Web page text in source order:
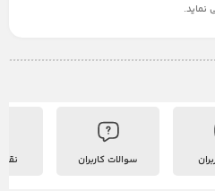
نماید.
سوالات کاربران